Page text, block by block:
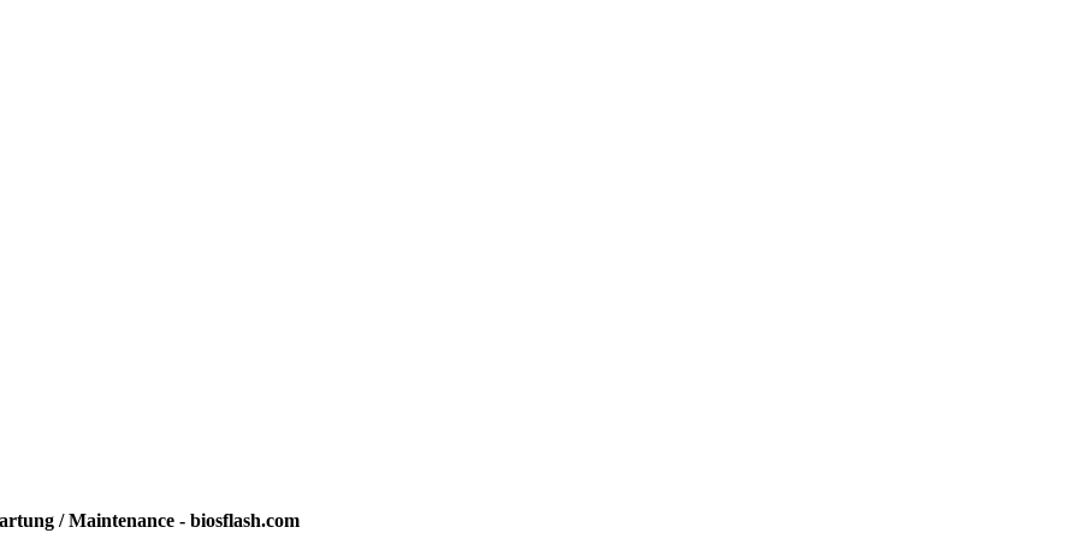
/ Maintenance - biosflash.com